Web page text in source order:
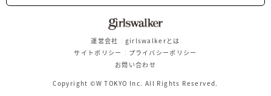
運営会社
girlswalkerとは
サイトポリシー
プライバシーポリシー
お問い合わせ
Copyright ©W TOKYO Inc. All Rights Reserved.